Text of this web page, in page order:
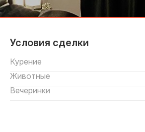
Условия сделки
Курение
Животные
Вечеринки